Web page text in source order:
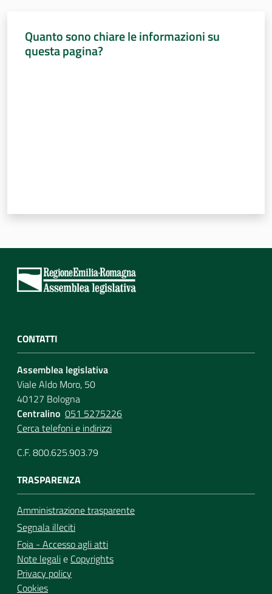
Quanto sono chiare le informazioni su
questa pagina?
CONTATTI
Assemblea legislativa
Viale Aldo Moro, 50
40127 Bologna
Centralino 051 5275226
Cerca telefoni e indirizzi
C.F. 800.625.903.79
TRASPARENZA
Amministrazione trasparente
Segnala illeciti
Foia - Accesso agli atti
Note legalie Copyrights
Privacy policy
Cookies